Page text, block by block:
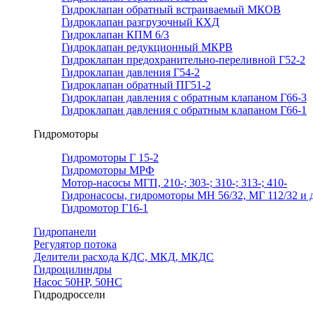
Гидроклапан обратный встраиваемый МКОВ
Гидроклапан разгрузочный КХД
Гидроклапан КПМ 6/3
Гидроклапан редукционный МКРВ
Гидроклапан предохранительно-переливной Г52-2
Гидроклапан давления Г54-2
Гидроклапан обратный ПГ51-2
Гидроклапан давления с обратным клапаном Г66-3
Гидроклапан давления с обратным клапаном Г66-1
Гидромоторы
Гидромоторы Г 15-2
Гидромоторы МРФ
Мотор-насосы МГП, 210-; 303-; 310-; 313-; 410-
Гидронасосы, гидромоторы МН 56/32, МГ 112/32 и
Гидромотор Г16-1
Гидропанели
Регулятор потока
Делители расхода КДС, МКД, МКДС
Гидроцилиндры
Насос 50НР, 50НС
Гидродроссели